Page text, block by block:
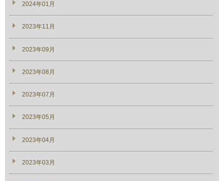
2024年01月
2023年11月
2023年09月
2023年08月
2023年07月
2023年05月
2023年04月
2023年03月